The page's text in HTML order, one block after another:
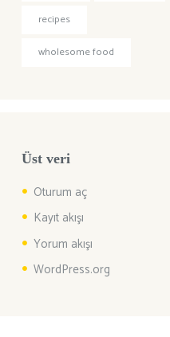
recipes
wholesome food
Üst veri
Oturum aç
Kayıt akışı
Yorum akışı
WordPress.org